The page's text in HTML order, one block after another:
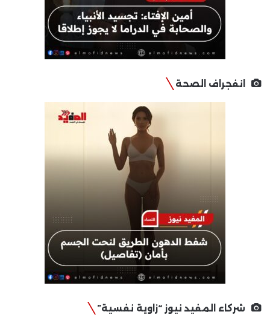
انفجراف الصحة
شركاء المفيد نيوز “زاوية نفسية”